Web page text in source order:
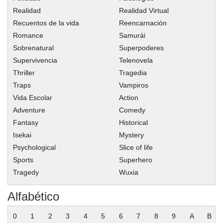
Realidad
Realidad Virtual
Recuentos de la vida
Reencarnación
Romance
Samurái
Sobrenatural
Superpoderes
Supervivencia
Telenovela
Thriller
Tragedia
Traps
Vampiros
Vida Escolar
Action
Adventure
Comedy
Fantasy
Historical
Isekai
Mystery
Psychological
Slice of life
Sports
Superhero
Tragedy
Wuxia
Alfabético
0 1 2 3 4 5 6 7 8 9 A B